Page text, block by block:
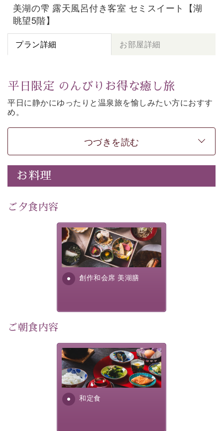
美湖の雫 露天風呂付き客室 セミスイート【湖
眺望5階】
プラン詳細 お部屋詳細
平日限定 のんびりお得な癒し旅
平日に静かにゆったりと温泉旅を愉しみたい方におすす
め。
い。
どなたでもお得にご予約できます。
-----------【安心への取り組み】----------
個室料亭、貸切風呂のご利用が可能な上、 安心安全にご
滞在いただけるよう
徹底した衛生管理を行っております。
---------------------------------------------
【公式限定価格】 通常料金よりお一人様1100円引き
・朝夕個室料亭で個室食
・館内着をご用意
・就寝用パジャマをご用意
・館内フリーWi-Fi
・チェックイン15時、チェックアウト10時
つづきを読む
お料理
ご夕食内容
創作和会席 美湖膳
美湖膳とは諏訪の地で特別を
提供する為に料理長・神原 裕
明が考え出した創作和会席で
す。美しい諏訪湖の幸...
ご朝食内容
和定食
さっぱりとした和食膳に使わ
れる食材は、諏訪の名産品を
ふんだんに取り入れ、安心・
安全を心掛けた長野県産...